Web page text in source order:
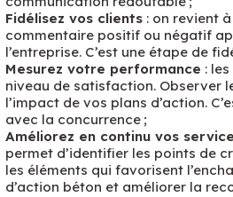
Fidélisez vos clients: on revient
commentaire positif ou négatif
l’entreprise. C’est une étape de
Mesurez votre performance :
niveau de satisfaction. Observer
l’impact de vos plans d’action.
avec la concurrence ;
Améliorez en continu vos
permet d’identifier les points de
les éléments qui favorisent
d’action béton et améliorer la